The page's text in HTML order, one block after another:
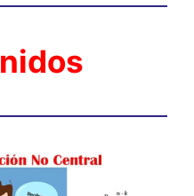
nidos